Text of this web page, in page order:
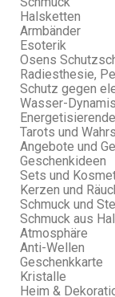
Halsketten
Armbänder
Esoterik
Osens
Radiesthesie,
Schutz gegen
Wasser-
Tarots und
Angebote und
Geschenkideen
Sets und
Kerzen und
Schmuck und
Schmuck aus
Atmosphäre
Anti-Wellen
Geschenkkarte
Kristalle
Heim &